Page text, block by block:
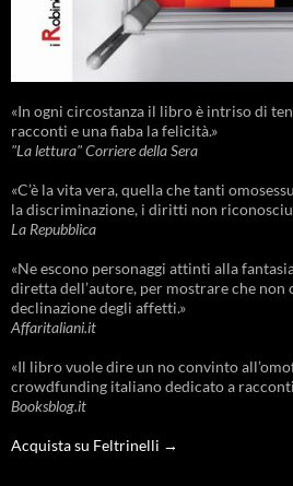
«In ogni circostanza il libro è intriso di
racconti e una fiaba la felicità.»
"La lettura" Corriere della Sera
«C’è la vita vera, quella che tanti
la discriminazione, i diritti non
La Repubblica
«Ne escono personaggi attinti alla
diretta dell’autore, per mostrare che
declinazione degli affetti.»
Affaritaliani.it
«Il libro vuole dire un no convinto
crowdfunding italiano dedicato a racconti
Booksblog.it
Acquista su Feltrinelli →